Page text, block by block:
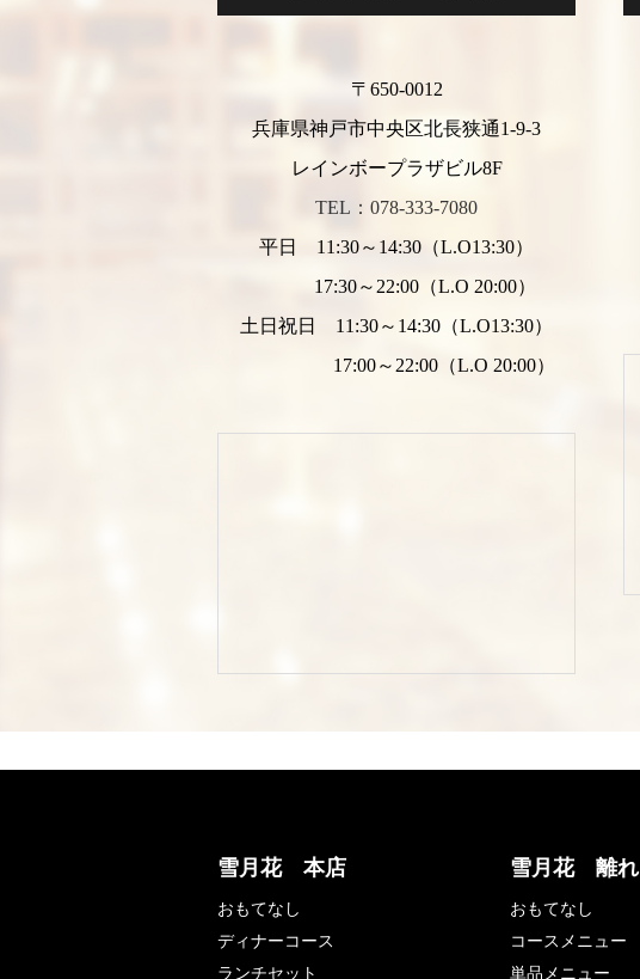
〒650-0012
兵庫県神戸市中央区北長狭通1-9-3
レインボープラザビル8F
TEL：078-333-7080
平日 11:30～14:30（L.O13:30）
17:30～22:00（L.O 20:00）
土日祝日 11:30～14:30（L.O13:30）
17:00～22:00（L.O 20:00）
雪月花 本店
おもてなし
ディナーコース
ランチセット
雪月花 離れ
おもてなし
コースメニュー
単品メニュー